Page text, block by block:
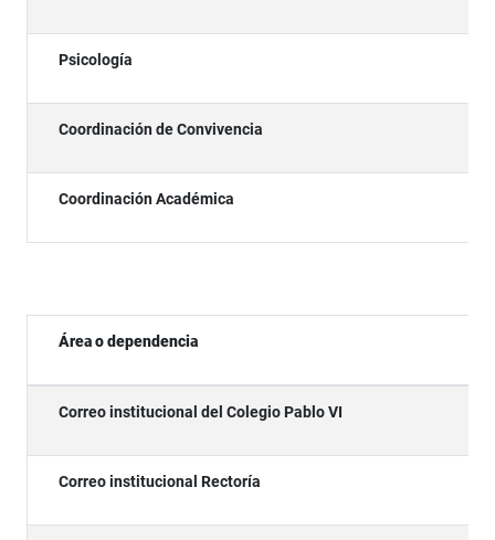
Psicología
Coordinación de Convivencia
Coordinación Académica
Área o dependencia
Correo institucional del Colegio Pablo VI
Correo institucional Rectoría